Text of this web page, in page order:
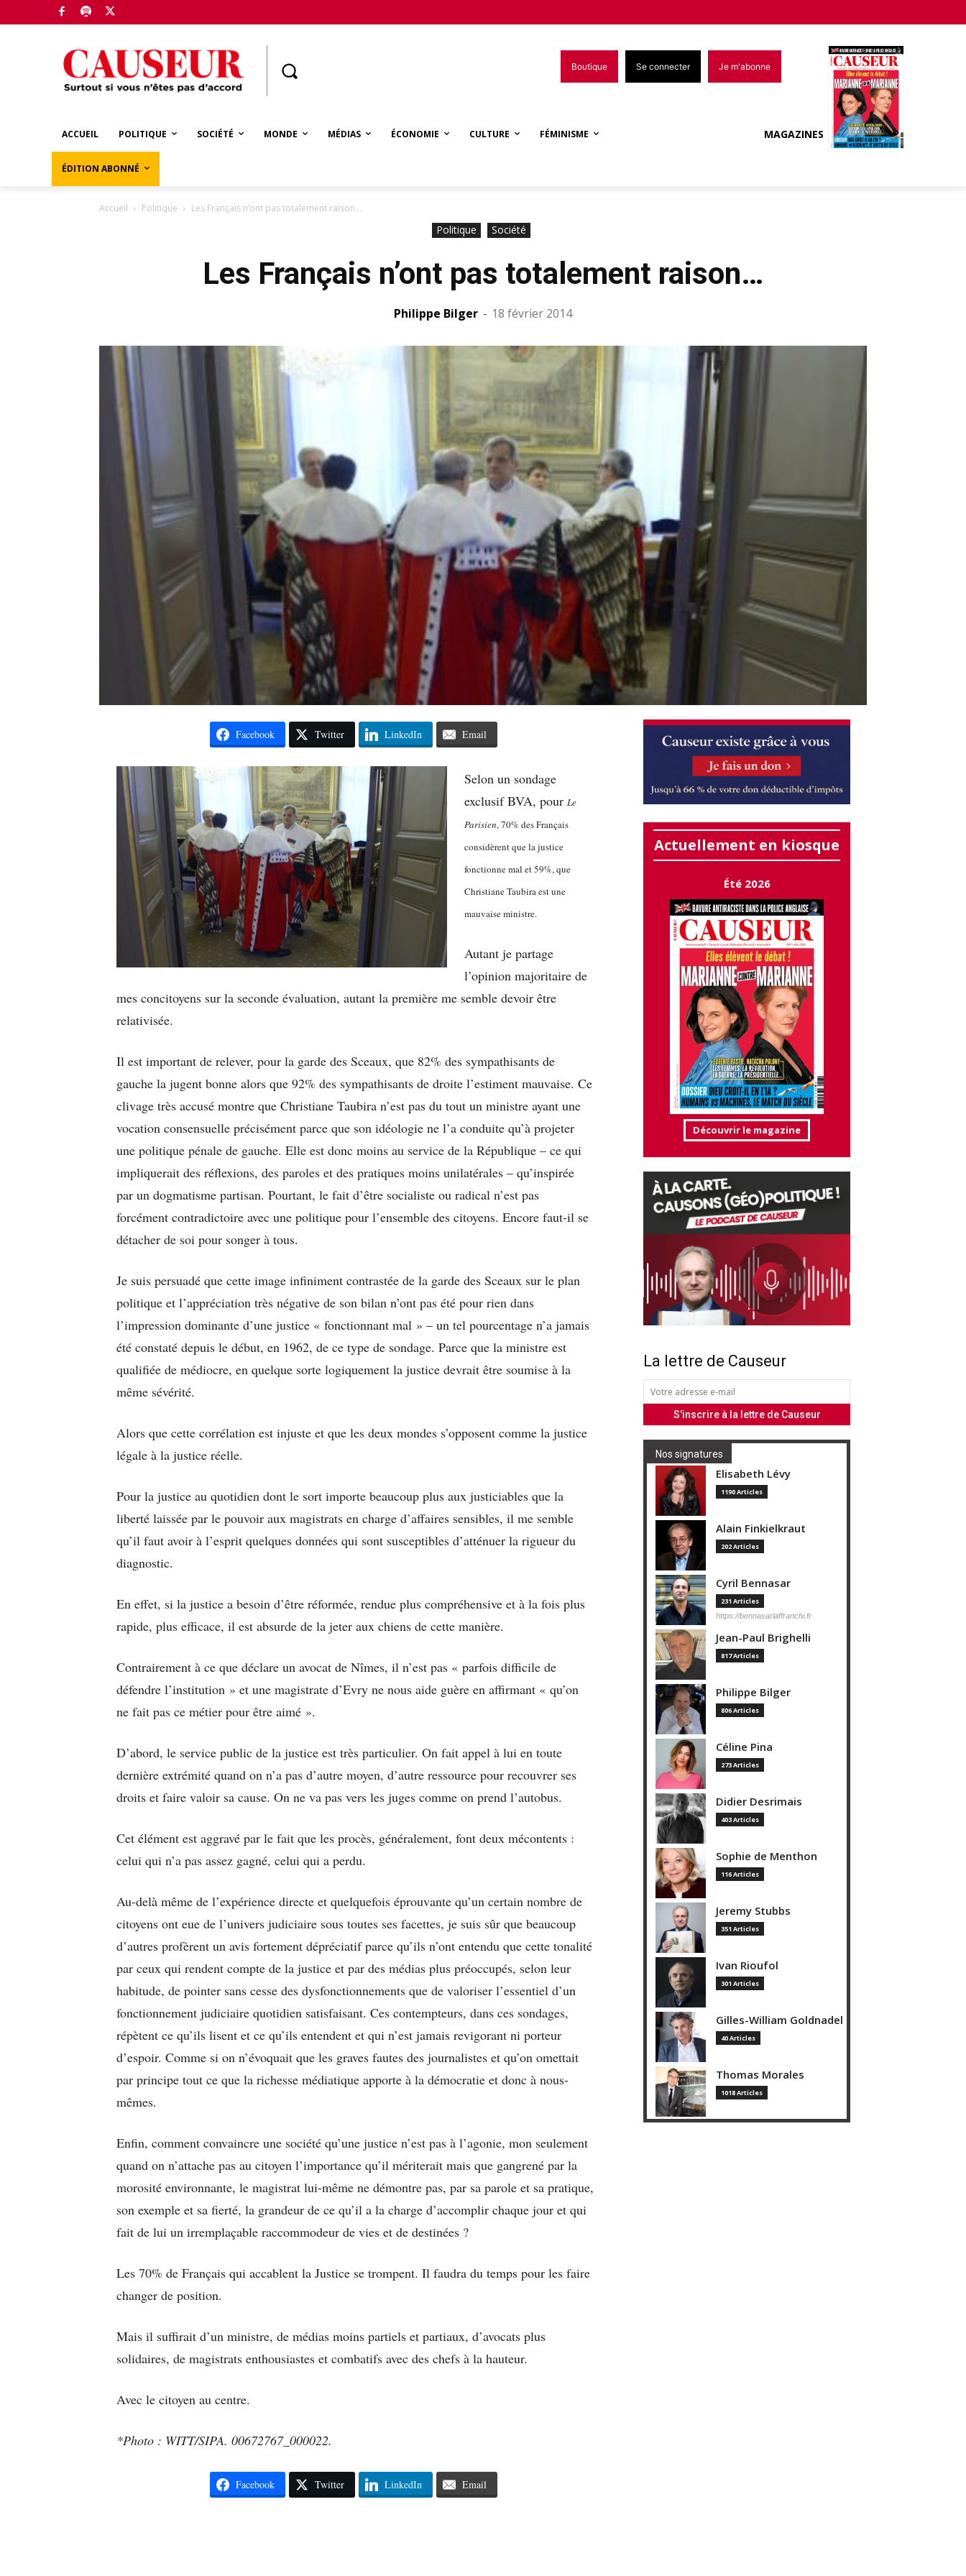
Boutique Se connecter Je m'abonne
ACCUEIL POLITIQUE SOCIÉTÉ MONDE MÉDIAS ÉCONOMIE CULTURE FÉMINISME
ÉDITION ABONNÉ
MAGAZINES
Accueil Politique Les Français n’ont pas totalement raison…
Politique Société
Les Français n’ont pas totalement raison…
Philippe Bilger - 18 février 2014
Facebook Twitter LinkedIn Email
Selon un sondage
exclusif BVA, pour Le
Parisien, 70% des Français
considèrent que la justice
fonctionne mal et 59%, que
Christiane Taubira est une
mauvaise ministre.
Autant je partage
l’opinion majoritaire de
mes concitoyens sur la seconde évaluation, autant la première me semble devoir être
relativisée.
Il est important de relever, pour la garde des Sceaux, que 82% des sympathisants de
gauche la jugent bonne alors que 92% des sympathisants de droite l’estiment mauvaise. Ce
clivage très accusé montre que Christiane Taubira n’est pas du tout un ministre ayant une
vocation consensuelle précisément parce que son idéologie ne l’a conduite qu’à projeter
une politique pénale de gauche. Elle est donc moins au service de la République – ce qui
impliquerait des réflexions, des paroles et des pratiques moins unilatérales – qu’inspirée
par un dogmatisme partisan. Pourtant, le fait d’être socialiste ou radical n’est pas
forcément contradictoire avec une politique pour l’ensemble des citoyens. Encore faut-il se
détacher de soi pour songer à tous.
Je suis persuadé que cette image infiniment contrastée de la garde des Sceaux sur le plan
politique et l’appréciation très négative de son bilan n’ont pas été pour rien dans
l’impression dominante d’une justice « fonctionnant mal » – un tel pourcentage n’a jamais
été constaté depuis le début, en 1962, de ce type de sondage. Parce que la ministre est
qualifiée de médiocre, en quelque sorte logiquement la justice devrait être soumise à la
même sévérité.
Alors que cette corrélation est injuste et que les deux mondes s’opposent comme la justice
légale à la justice réelle.
Pour la justice au quotidien dont le sort importe beaucoup plus aux justiciables que la
liberté laissée par le pouvoir aux magistrats en charge d’affaires sensibles, il me semble
qu’il faut avoir à l’esprit quelques données qui sont susceptibles d’atténuer la rigueur du
diagnostic.
En effet, si la justice a besoin d’être réformée, rendue plus compréhensive et à la fois plus
rapide, plus efficace, il est absurde de la jeter aux chiens de cette manière.
Contrairement à ce que déclare un avocat de Nîmes, il n’est pas « parfois difficile de
défendre l’institution » et une magistrate d’Evry ne nous aide guère en affirmant « qu’on
ne fait pas ce métier pour être aimé ».
D’abord, le service public de la justice est très particulier. On fait appel à lui en toute
dernière extrémité quand on n’a pas d’autre moyen, d’autre ressource pour recouvrer ses
droits et faire valoir sa cause. On ne va pas vers les juges comme on prend l’autobus.
Cet élément est aggravé par le fait que les procès, généralement, font deux mécontents :
celui qui n’a pas assez gagné, celui qui a perdu.
Au-delà même de l’expérience directe et quelquefois éprouvante qu’un certain nombre de
citoyens ont eue de l’univers judiciaire sous toutes ses facettes, je suis sûr que beaucoup
d’autres profèrent un avis fortement dépréciatif parce qu’ils n’ont entendu que cette tonalité
par ceux qui rendent compte de la justice et par des médias plus préoccupés, selon leur
habitude, de pointer sans cesse des dysfonctionnements que de valoriser l’essentiel d’un
fonctionnement judiciaire quotidien satisfaisant. Ces contempteurs, dans ces sondages,
répètent ce qu’ils lisent et ce qu’ils entendent et qui n’est jamais revigorant ni porteur
d’espoir. Comme si on n’évoquait que les graves fautes des journalistes et qu’on omettait
par principe tout ce que la richesse médiatique apporte à la démocratie et donc à nous-
mêmes.
Enfin, comment convaincre une société qu’une justice n’est pas à l’agonie, mon seulement
quand on n’attache pas au citoyen l’importance qu’il mériterait mais que gangrené par la
morosité environnante, le magistrat lui-même ne démontre pas, par sa parole et sa pratique,
son exemple et sa fierté, la grandeur de ce qu’il a la charge d’accomplir chaque jour et qui
fait de lui un irremplaçable raccommodeur de vies et de destinées ?
Les 70% de Français qui accablent la Justice se trompent. Il faudra du temps pour les faire
changer de position.
Mais il suffirait d’un ministre, de médias moins partiels et partiaux, d’avocats plus
solidaires, de magistrats enthousiastes et combatifs avec des chefs à la hauteur.
Avec le citoyen au centre.
*Photo : WITT/SIPA. 00672767_000022.
Facebook Twitter LinkedIn Email
Actuellement en kiosque
Été 2026
Découvrir le magazine
La lettre de Causeur
Nos signatures
Elisabeth Lévy
1190 Articles
Alain Finkielkraut
202 Articles
Cyril Bennasar
231 Articles
https://bennasarlaffranchi.fr
Jean-Paul Brighelli
817 Articles
Philippe Bilger
806 Articles
Céline Pina
273 Articles
Didier Desrimais
403 Articles
Sophie de Menthon
116 Articles
Jeremy Stubbs
351 Articles
Ivan Rioufol
301 Articles
Gilles-William Goldnadel
40 Articles
Thomas Morales
1018 Articles